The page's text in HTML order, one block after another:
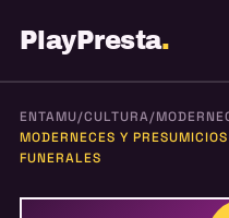
PlayPresta.
ENTAMU/CULTURA/
MODERNECES Y
FUNERALES